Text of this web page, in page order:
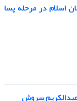
اسلام در مرحله پسا
سروش